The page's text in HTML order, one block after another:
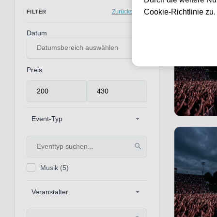
FILTER Zurücksetzen
Datum
Preis
Event-Typ
Musik (5)
Veranstalter
5 Events
Cookie-Richtlinie